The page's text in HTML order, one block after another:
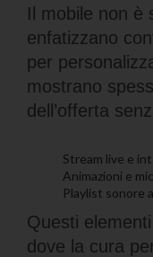
Il mobile non è
enfatizzano
per
mostrano
dell’offerta
Stream live e
Animazioni e
Playlist sonore
Questi
dove la cura